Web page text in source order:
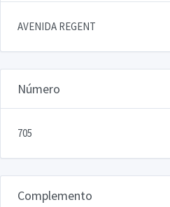
AVENIDA REGENT
Número
705
Complemento